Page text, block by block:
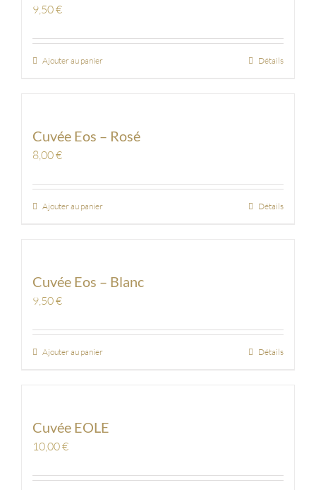
9,50€
Ajouter au panier Détails
Cuvée Eos – Rosé
8,00€
Ajouter au panier Détails
Cuvée Eos – Blanc
9,50€
Ajouter au panier Détails
Cuvée EOLE
10,00€